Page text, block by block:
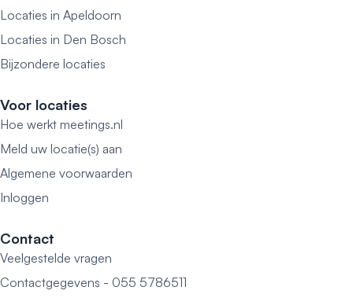
Locaties in Apeldoorn
Locaties in Den Bosch
Bijzondere locaties
Voor locaties
Hoe werkt meetings.nl
Meld uw locatie(s) aan
Algemene voorwaarden
Inloggen
Contact
Veelgestelde vragen
Contactgegevens - 055 5786511